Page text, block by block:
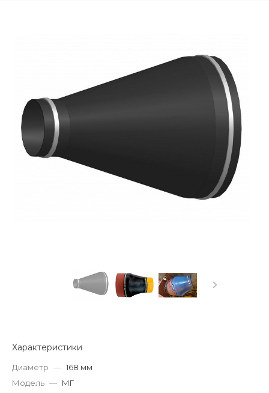
Характеристики
Диаметр — 168 мм
Модель — МГ